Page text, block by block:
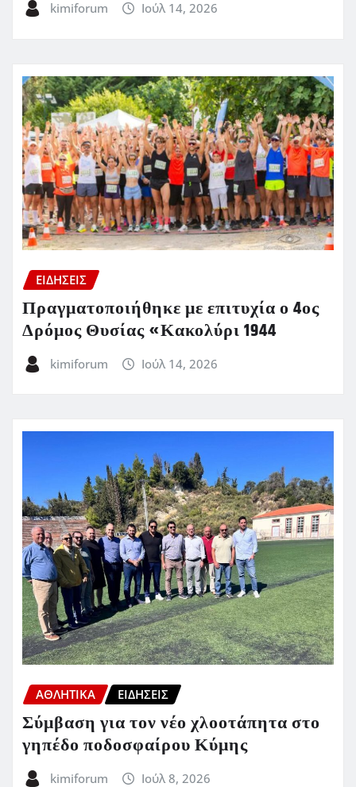
kimiforum Ιούλ 14, 2026
ΕΙΔΗΣΕΙΣ
Πραγματοποιήθηκε με επιτυχία ο 4ος
Δρόμος Θυσίας «Κακολύρι 1944
kimiforum Ιούλ 14, 2026
ΑΘΛΗΤΙΚΑ ΕΙΔΗΣΕΙΣ
Σύμβαση για τον νέο χλοοτάπητα στο
γηπέδο ποδοσφαίρου Κύμης
kimiforum Ιούλ 8, 2026